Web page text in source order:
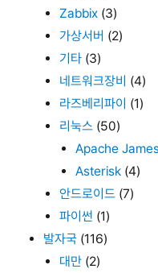
Zabbix (3)
가상서버 (2)
기타 (3)
네트워크장비 (4)
라즈베리파이 (1)
리눅스 (50)
Apache
Asterisk (4)
안드로이드 (7)
파이썬 (1)
발자국 (116)
대만 (2)